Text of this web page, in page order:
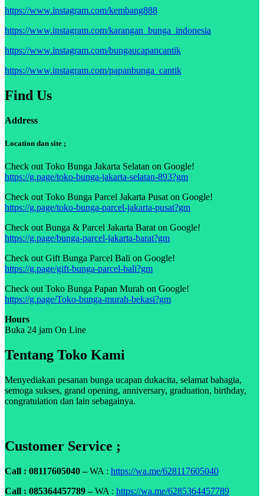
https://www.instagram.com/kembang888
https://www.instagram.com/karangan_bunga_indonesia
https://www.instagram.com/bungaucapancantik
https://www.instagram.com/papanbunga_cantik
Find Us
Address
Location dan site ;
Check out Toko Bunga Jakarta Selatan on Google!
https://g.page/toko-bunga-jakarta-selatan-893?gm
Check out Toko Bunga Parcel Jakarta Pusat on Google!
https://g.page/toko-bunga-parcel-jakarta-pusat?gm
Check out Bunga & Parcel Jakarta Barat on Google!
https://g.page/bunga-parcel-jakarta-barat?gm
Check out Gift Bunga Parcel Bali on Google!
https://g.page/gift-bunga-parcel-bali?gm
Check out Toko Bunga Papan Murah on Google!
https://g.page/Toko-bunga-murah-bekasi?gm
Hours
Buka 24 jam On Line
Tentang Toko Kami
Menyediakan pesanan bunga ucapan dukacita, selamat bahagia,
semoga sukses, grand opening, anniversary, graduation, birthday,
congratulation dan lain sebagainya.
Customer Service ;
Call : 08117605040 –WA : https://wa.me/628117605040
Call : 085364457789 –WA : https://wa.me/6285364457789